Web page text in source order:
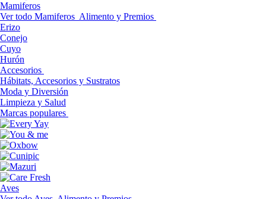
Mamiferos
Ver todo Mamiferos Alimento y Premios
Erizo
Conejo
Cuyo
Hurón
Accesorios
Hábitats, Accesorios y Sustratos
Moda y Diversión
Limpieza y Salud
Marcas populares
Aves